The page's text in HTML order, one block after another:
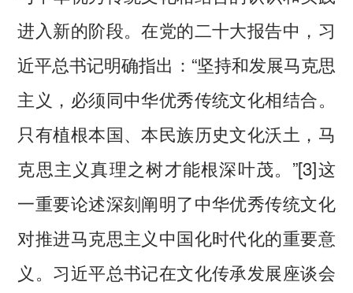
进入新的阶段。在党的二十大报告中，习
近平总书记明确指出：“坚持和发展马克思
主义，必须同中华优秀传统文化相结合。
只有植根本国、本民族历史文化沃土，马
克思主义真理之树才能根深叶茂。”[3]这
一重要论述深刻阐明了中华优秀传统文化
对推进马克思主义中国化时代化的重要意
义。习近平总书记在文化传承发展座谈会